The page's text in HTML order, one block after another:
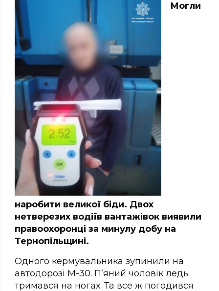
Могли
наробити великої біди. Двох
нетверезих водіїв вантажівок виявили
правоохоронці за минулу добу на
Тернопільщині.
Одного кермувальника зупинили на
автодорозі М-30. П’яний чоловік ледь
тримався на ногах. Та все ж погодився